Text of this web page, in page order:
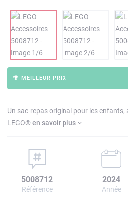
MEILLEUR PRIX
Un sac-repas original pour les enfants,
LEGO®en savoir plus
5008712
Référence
2024
Année